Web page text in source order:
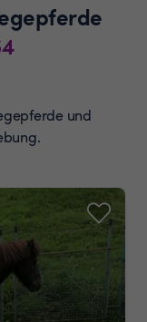
und